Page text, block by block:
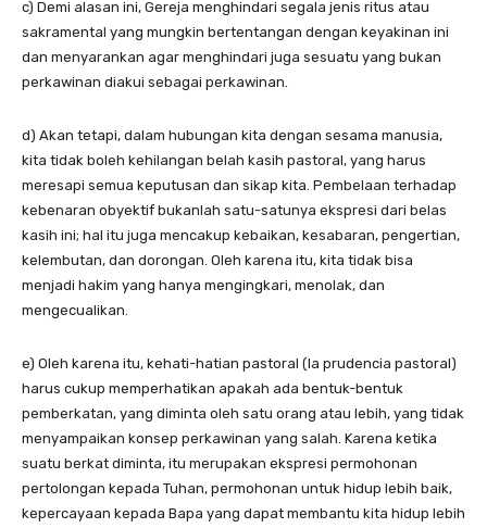
c) Demi alasan ini, Gereja menghindari segala jenis ritus atau
sakramental yang mungkin bertentangan dengan keyakinan ini
dan menyarankan agar menghindari juga sesuatu yang bukan
perkawinan diakui sebagai perkawinan.
d) Akan tetapi, dalam hubungan kita dengan sesama manusia,
kita tidak boleh kehilangan belah kasih pastoral, yang harus
meresapi semua keputusan dan sikap kita. Pembelaan terhadap
kebenaran obyektif bukanlah satu-satunya ekspresi dari belas
kasih ini; hal itu juga mencakup kebaikan, kesabaran, pengertian,
kelembutan, dan dorongan. Oleh karena itu, kita tidak bisa
menjadi hakim yang hanya mengingkari, menolak, dan
mengecualikan.
e) Oleh karena itu, kehati-hatian pastoral (la prudencia pastoral)
harus cukup memperhatikan apakah ada bentuk-bentuk
pemberkatan, yang diminta oleh satu orang atau lebih, yang tidak
menyampaikan konsep perkawinan yang salah. Karena ketika
suatu berkat diminta, itu merupakan ekspresi permohonan
pertolongan kepada Tuhan, permohonan untuk hidup lebih baik,
kepercayaan kepada Bapa yang dapat membantu kita hidup lebih